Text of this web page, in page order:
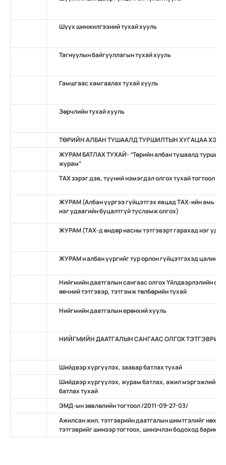
Шүүх шинжилгээний тухай хууль
Тагнуулын байгууллагын тухай хууль
Гамшгаас хамгаалах тухай хууль
Зөрчлийн тухай хууль
ТӨРИЙН АЛБАН ТУШААЛД ТУРШИЛТЫН ХУГАЦАА
ЖУРАМ БАТЛАХ ТУХАЙ- “Төрийн албан тушаалд
журам”
ТАХ зэрэг дэв, түүний нэмэгдэл олгох тухай тогтоол
ЖУРАМ (Албан үүргээ гүйцэтгэх явцад TAХ-ийн амь
нэг удаагийн буцалтгүй тусламж олгох)
ЖУРАМ (ТАХ-д өндөр насны тэтгэвэрт гарахад нэг
ЖУРАМ н албан үүргийг түр орлон гүйцэтгэхэд цалин,
Нийгмийн даатгалын сангаас олгох Үйлдвэрлэлийн
өвчний тэтгэвэр, тэтгэмж төлбөрийн тухай
Нийгмийн даатгалын ерөнхий хууль
НИЙГМИЙН ДААТГАЛЫН САНГААС ОЛГОХ
Шийдвэр хүргүүлэх, заавар батлах тухай
Шийдвэр хүргүүлэх, журам батлах, ажил мэргэжлийн
батлах тухай
ЭМД-ын зөвлөлийн тогтоол /2011-09-27-03/
Ажилсан жил, тэтгэврийн даатгалын шимтгэлийг нөхөн
тэтгэврийг шинээр тогтоох, шинэчлэн бодоход